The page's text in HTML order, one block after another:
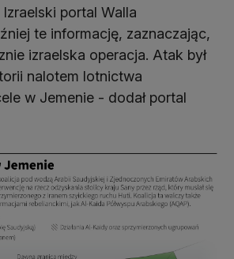
portal Walla
te informację, zaznaczając,
izraelska operacja. Atak był
nalotem lotnictwa
w Jemenie - dodał portal